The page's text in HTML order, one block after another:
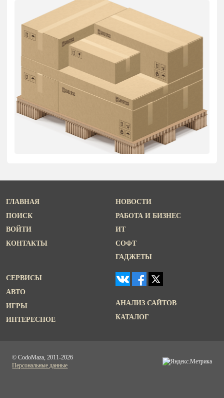
ГЛАВНАЯ
ПОИСК
ВОЙТИ
КОНТАКТЫ
НОВОСТИ
РАБОТА И БИЗНЕС
ИТ
СОФТ
ГАДЖЕТЫ
СЕРВИСЫ
АВТО
ИГРЫ
ИНТЕРЕСНОЕ
АНАЛИЗ САЙТОВ
КАТАЛОГ
© CodoMaza, 2011-2026
Персональные данные